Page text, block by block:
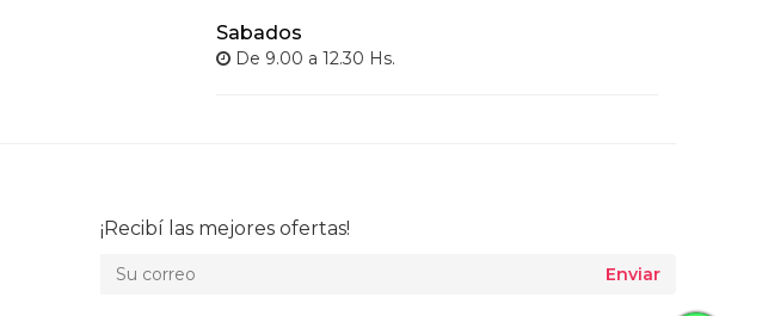
Sabados
De 9.00 a 12.30 Hs.
¡Recibí las mejores ofertas!
Enviar